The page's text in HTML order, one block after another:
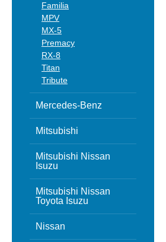
Familia
MPV
MX-5
Premacy
RX-8
Titan
Tribute
Mercedes-Benz
Mitsubishi
Mitsubishi Nissan
Isuzu
Mitsubishi Nissan
Toyota Isuzu
Nissan